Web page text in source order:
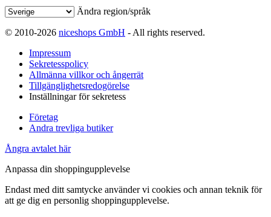
Ändra region/språk
© 2010-2026 niceshops GmbH - All rights reserved.
Impressum
Sekretesspolicy
Allmänna villkor och ångerrät
Tillgänglighetsredogörelse
Inställningar för sekretess
Företag
Andra trevliga butiker
Ångra avtalet här
Anpassa din shoppingupplevelse
Endast med ditt samtycke använder vi cookies och annan teknik för
att ge dig en personlig shoppingupplevelse.